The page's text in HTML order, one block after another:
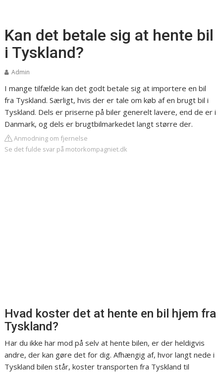
Kan det betale sig at hente bil
i Tyskland?
Admin
I mange tilfælde kan det godt betale sig at importere en bil
fra Tyskland. Særligt, hvis der er tale om køb af en brugt bil i
Tyskland. Dels er priserne på biler generelt lavere, end de er i
Danmark, og dels er brugtbilmarkedet langt større der.
Anmodning om fjernelse
Se det fulde svar på motorkompagniet.dk
Hvad koster det at hente en bil hjem fra
Tyskland?
Har du ikke har mod på selv at hente bilen, er der heldigvis
andre, der kan gøre det for dig. Afhængig af, hvor langt nede i
Tyskland bilen står, koster transporten fra Tyskland til